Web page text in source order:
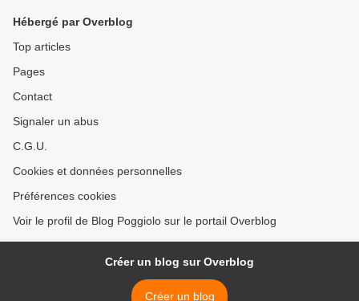
Hébergé par Overblog
Top articles
Pages
Contact
Signaler un abus
C.G.U.
Cookies et données personnelles
Préférences cookies
Voir le profil de Blog Poggiolo sur le portail Overblog
Créer un blog sur Overblog
Créer un blog